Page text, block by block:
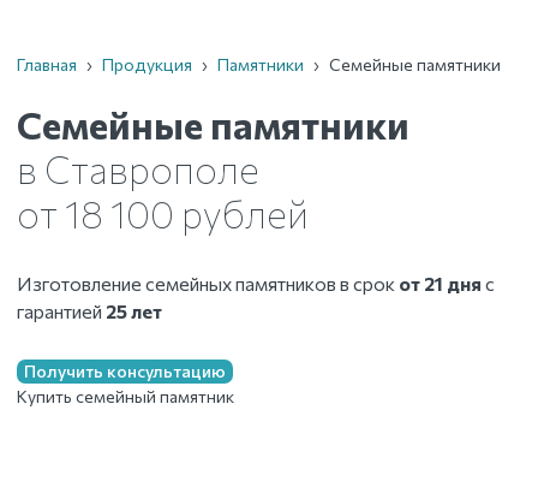
Главная › Продукция › Памятники › Семейные памятники
Семейные памятники
в Ставрополе
от 18 100 рублей
Изготовление семейных памятников в срок от 21 дня с
гарантией 25 лет
Получить консультацию
Купить семейный памятник